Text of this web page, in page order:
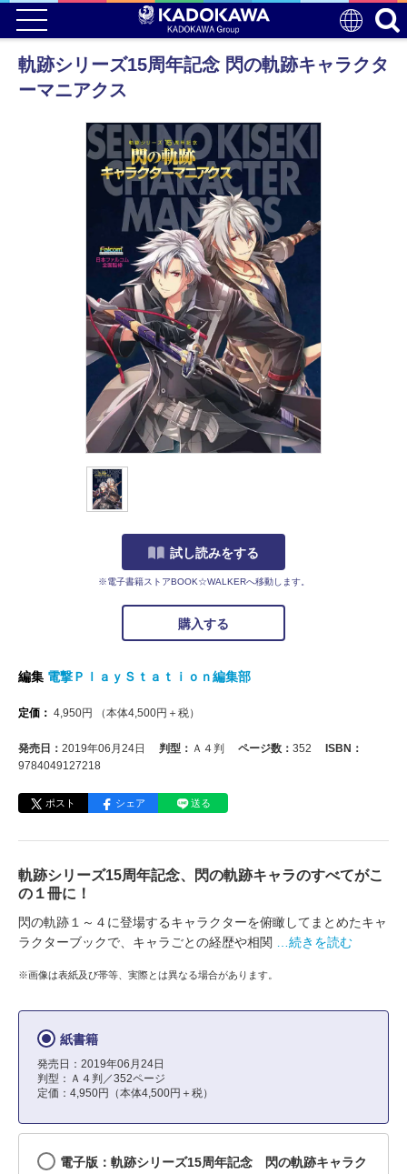
軌跡シリーズ15周年記念 閃の軌跡キャラクタ
ーマニアクス
試し読みをする
※電子書籍ストアBOOK☆WALKERへ移動します。
購入する
編集 電撃ＰｌａｙＳｔａｔｉｏｎ編集部
定価： 4,950円 （本体4,500円＋税）
発売日： 2019年06月24日 判型： Ａ４判 ページ数： 352
ISBN：
9784049127218
ポスト シェア 送る
軌跡シリーズ15周年記念、閃の軌跡キャラのすべてがこ
の１冊に！
閃の軌跡１～４に登場するキャラクターを俯瞰してまとめたキャ
ラクターブックで、キャラごとの経歴や相関
…続きを読む
※画像は表紙及び帯等、実際とは異なる場合があります。
紙書籍
発売日：2019年06月24日
判型：Ａ４判／352ページ
定価：4,950円（本体4,500円＋税）
電子版：軌跡シリーズ15周年記念 閃の軌跡キャラク